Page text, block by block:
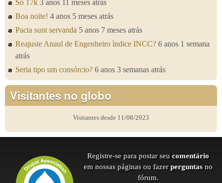
Só 17k 3 anos 11 meses atrás
Boa noite! 4 anos 5 meses atrás
Pacta sunt servanda 5 anos 7 meses atrás
Reajuste Anaul de Engenheiro ìndice INCC? 6 anos 1 semana
atrás
Seria tipo um consórcio? 6 anos 3 semanas atrás
Visitantes no globo
Visitantes desde 11/08/2023
Registre-se para postar seu comentário
em nossas páginas ou fazer perguntas no
fórum.